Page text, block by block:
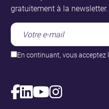
gratuitement à la newsletter.
En continuant, vous acceptez